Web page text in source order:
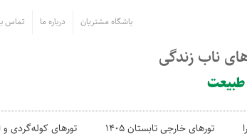
باشگاه مشتریان درباره ما تماس
ناب زندگی
تورهای خارجی تابستان 1405 تورهای کوله‌گردی